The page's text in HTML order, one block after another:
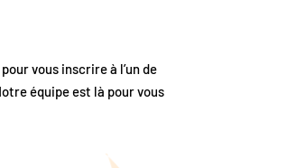
vous inscrire à l’un de
équipe est là pour vous